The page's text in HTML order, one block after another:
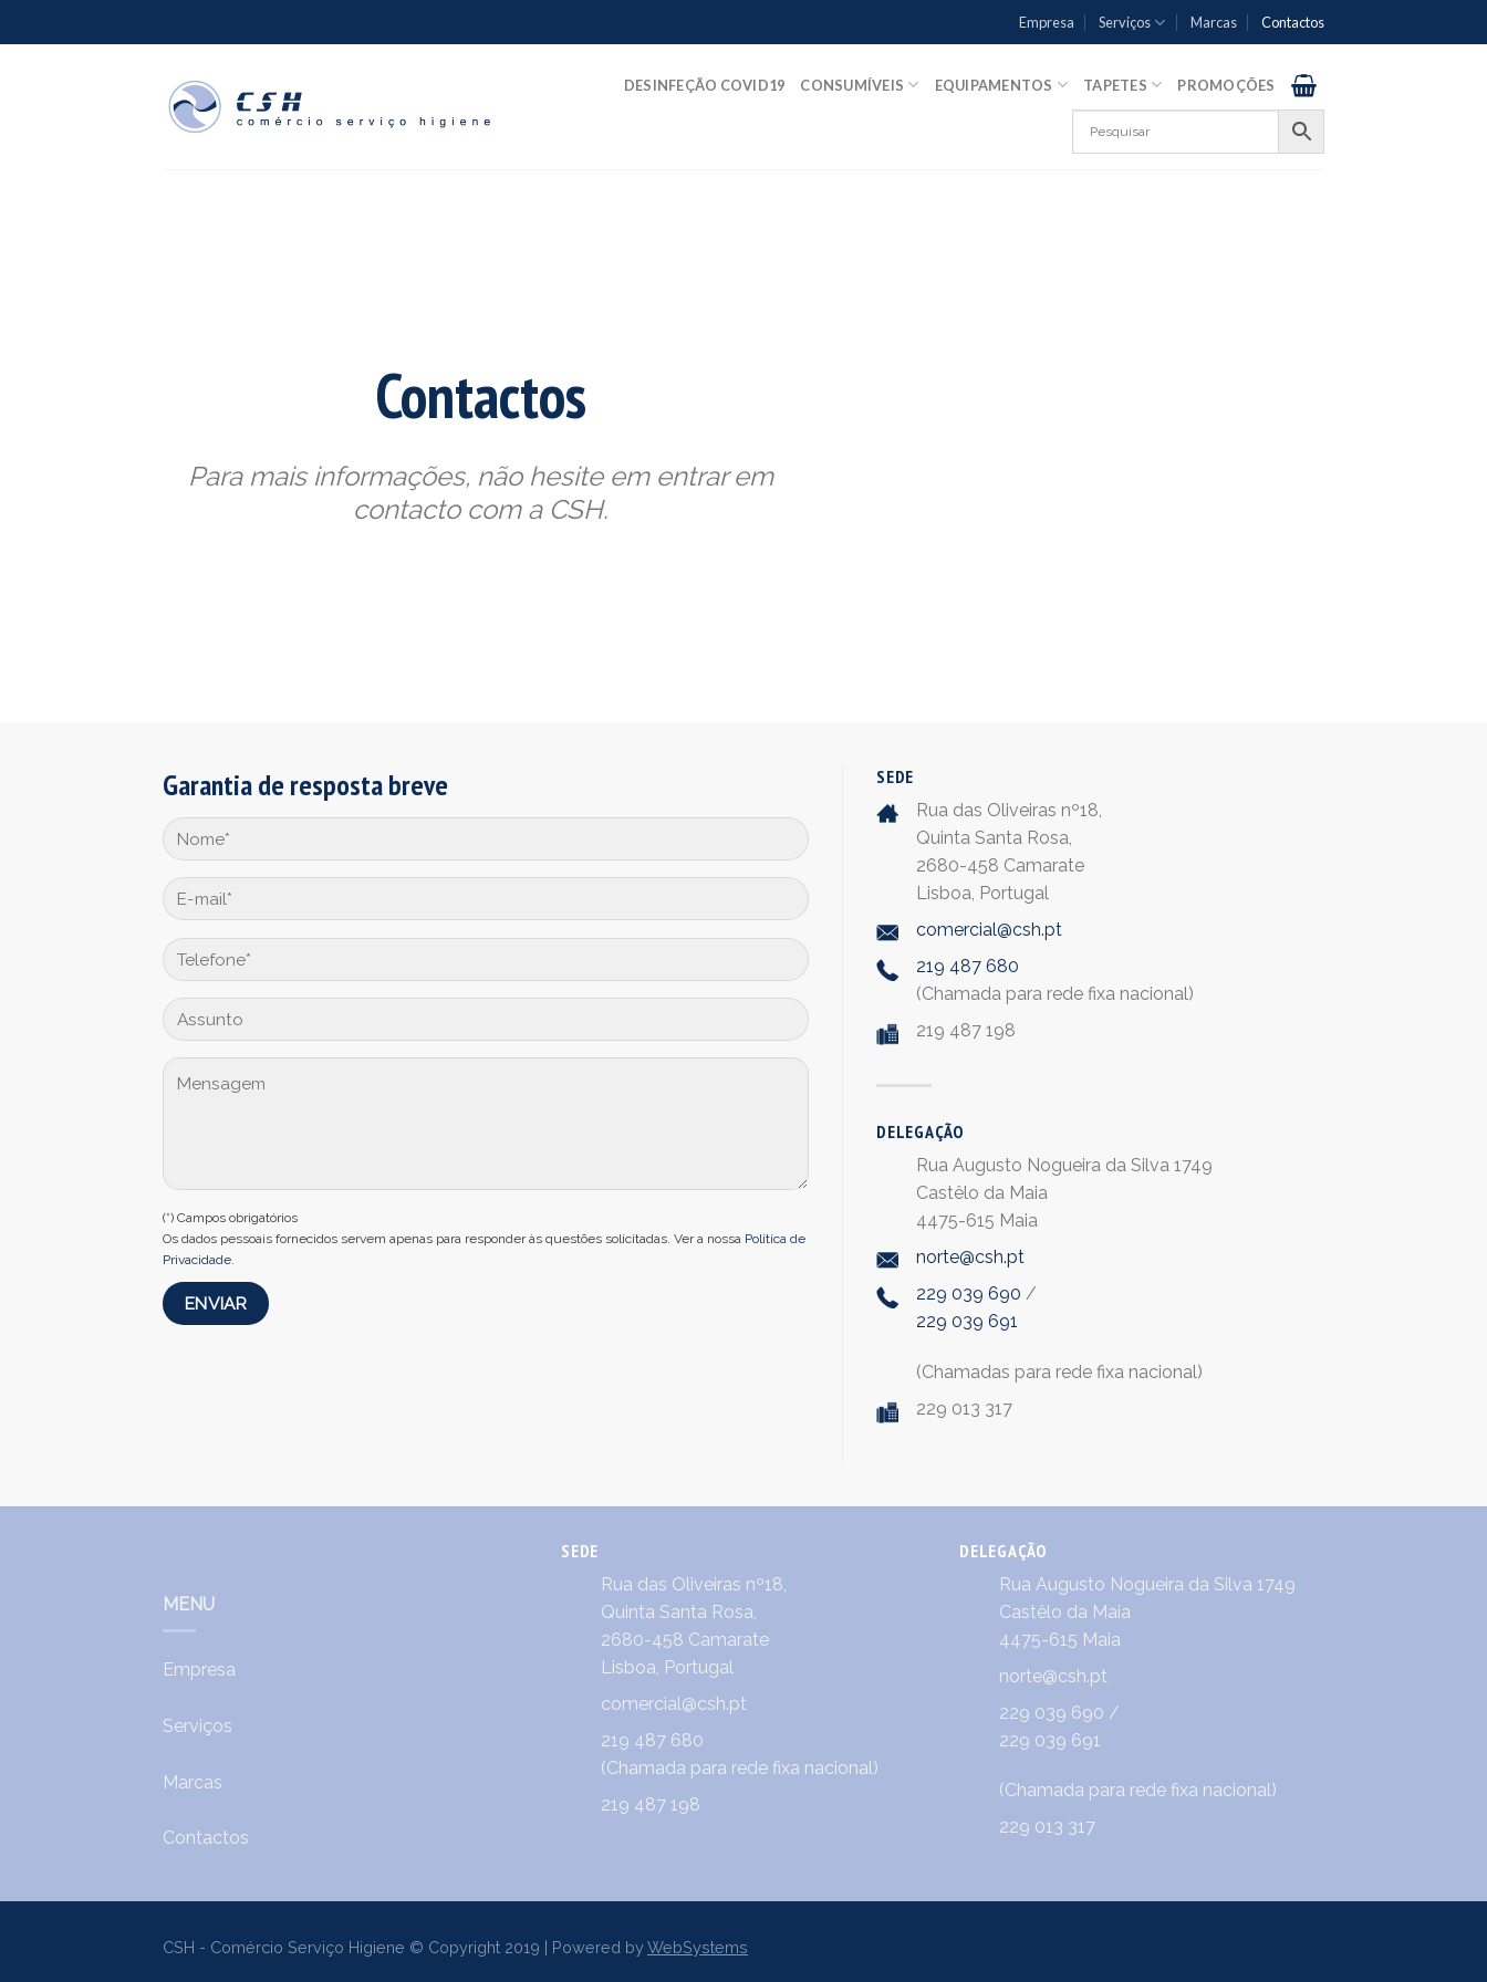
to
Empresa Serviços Marcas Contactos
DESINFEÇÃO COVID19 CONSUMÍVEIS EQUIPAMENTOS TAPETES PROMOÇÕES
Contactos
Para mais informações, não hesite em entrar em
contacto com a CSH.
Garantia de resposta breve
(*) Campos obrigatórios
Os dados pessoais fornecidos servem apenas para responder às questões solicitadas. Ver a nossa Política de
Privacidade.
SEDE
Rua das Oliveiras nº18,
Quinta Santa Rosa,
2680-458 Camarate
Lisboa, Portugal
comercial@csh.pt
219 487 680
(Chamada para rede fixa nacional)
219 487 198
DELEGAÇÃO
Rua Augusto Nogueira da Silva 1749
Castêlo da Maia
4475-615 Maia
norte@csh.pt
229 039 690 /
229 039 691
(Chamadas para rede fixa nacional)
229 013 317
MENU
Empresa
Serviços
Marcas
Contactos
SEDE
Rua das Oliveiras nº18,
Quinta Santa Rosa,
2680-458 Camarate
Lisboa, Portugal
comercial@csh.pt
219 487 680
(Chamada para rede fixa nacional)
219 487 198
DELEGAÇÃO
Rua Augusto Nogueira da Silva 1749
Castêlo da Maia
4475-615 Maia
norte@csh.pt
229 039 690 /
229 039 691
(Chamada para rede fixa nacional)
229 013 317
CSH - Comércio Serviço Higiene © Copyright 2019 | Powered byWebSystems